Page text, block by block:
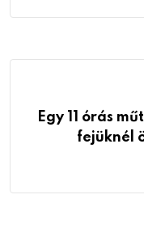
Egy 11 órás
fejüknél